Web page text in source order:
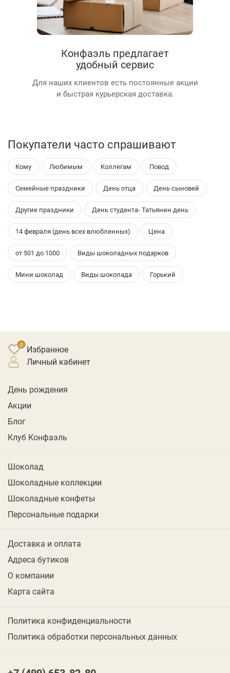
Конфаэль предлагает
удобный сервис
Для наших клиентов есть постоянные акции
и быстрая курьерская доставка.
Покупатели часто спрашивают
Кому Любимым Коллегам Повод
Семейные праздники День отца День сыновей
Другие праздники День студента- Татьянин день
14 февраля (день всех влюбленных) Цена
от 501 до 1000 Виды шоколадных подарков
Мини шоколад Виды шоколада Горький
Избранное
личный кабинет
День рождения
Акции
Блог
Клуб Конфаэль
Шоколад
Шоколадные коллекции
Шоколадные конфеты
Персональные подарки
Доставка и оплата
Адреса бутиков
О компании
Карта сайта
Политика конфиденциальности
Политика обработки персональных данных